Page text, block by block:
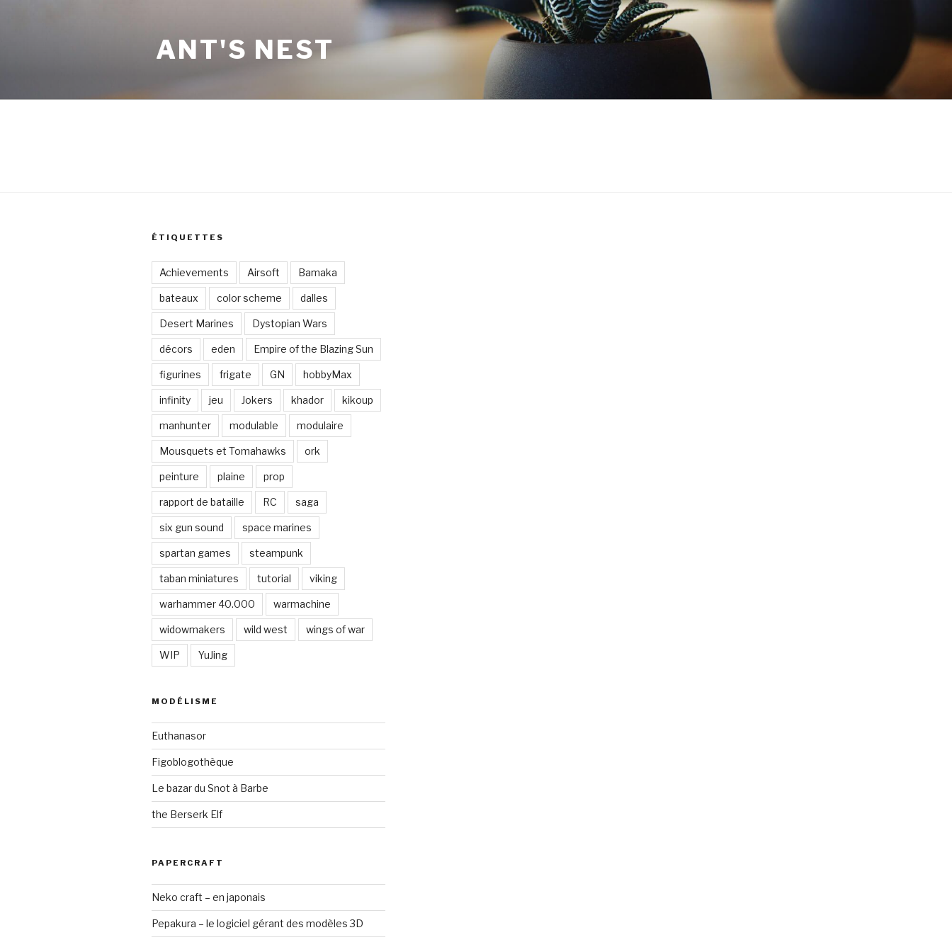
ANT'S NEST
ÉTIQUETTES
Achievements Airsoft Bamaka
bateaux color scheme dalles
Desert Marines Dystopian Wars
décors eden Empire of the Blazing Sun
figurines frigate GN hobbyMax
infinity jeu Jokers khador kikoup
manhunter modulable modulaire
Mousquets et Tomahawks ork
peinture plaine prop
rapport de bataille RC saga
six gun sound space marines
spartan games steampunk
taban miniatures tutorial viking
warhammer 40.000 warmachine
widowmakers wild west wings of war
WIP YuJing
MODÉLISME
Euthanasor
Figoblogothèque
Le bazar du Snot à Barbe
the Berserk Elf
PAPERCRAFT
Neko craft – en japonais
Pepakura – le logiciel gérant des modèles 3D